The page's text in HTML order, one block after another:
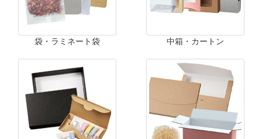
袋・ラミネート袋 中箱・カートン